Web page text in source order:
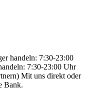
handeln: 7:30-23:00
7:30-23:00 Uhr
Mit uns direkt oder
Bank.